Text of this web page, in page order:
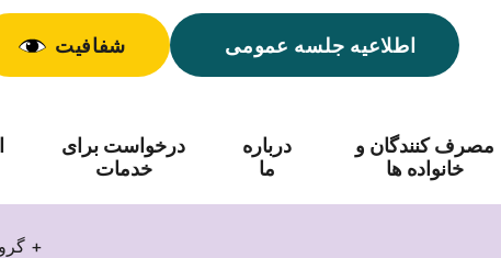
شفافیت اطلاعیه جلسه عمومی
درخواست برای
خدمات
درباره
ما
مصرف کنندگان و
خانواده ها
گروه حمایت از والدین ناشنوایان +